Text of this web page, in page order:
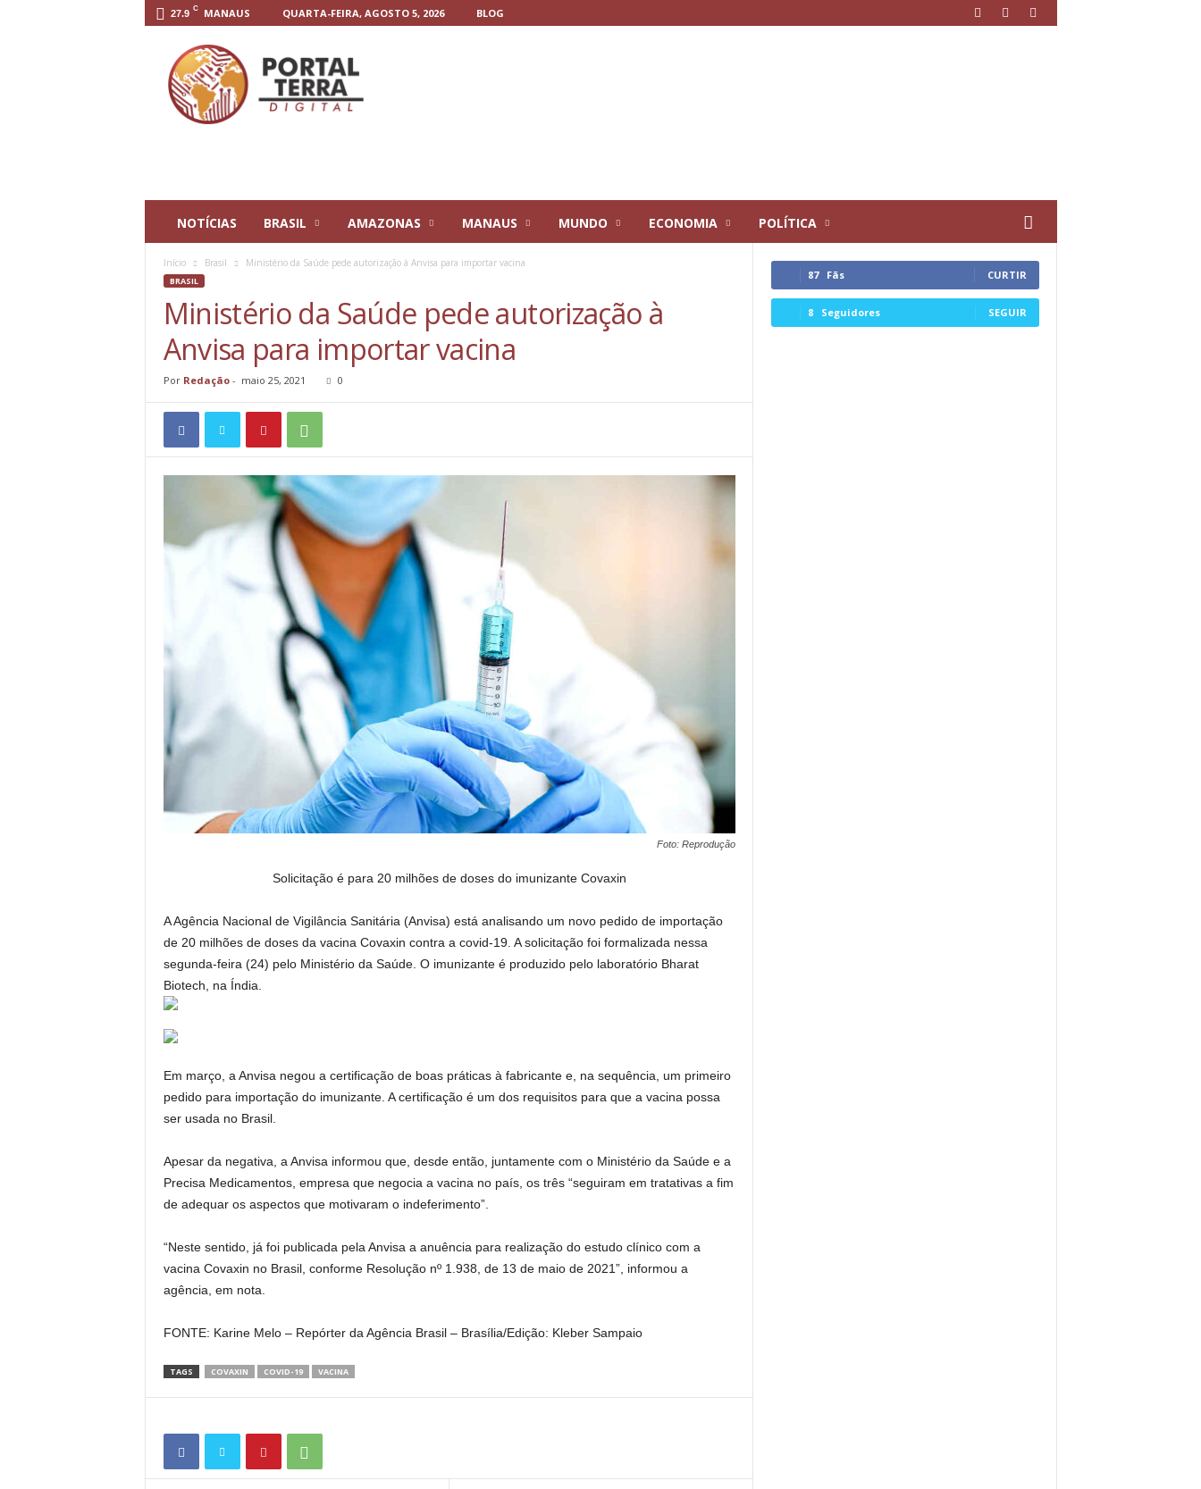
27.9 C MANAUS QUARTA-FEIRA, AGOSTO 5, 2026 BLOG
NOTÍCIAS BRASIL AMAZONAS MANAUS MUNDO ECONOMIA POLÍTICA
Início Brasil Ministério da Saúde pede autorização à Anvisa para importar vacina
BRASIL
Ministério da Saúde pede autorização à
Anvisa para importar vacina
Por Redação- maio 25, 2021 0
Foto: Reprodução
Solicitação é para 20 milhões de doses do imunizante Covaxin
A Agência Nacional de Vigilância Sanitária (Anvisa) está analisando um novo pedido de importação
de 20 milhões de doses da vacina Covaxin contra a covid-19. A solicitação foi formalizada nessa
segunda-feira (24) pelo Ministério da Saúde. O imunizante é produzido pelo laboratório Bharat
Biotech, na Índia.
Em março, a Anvisa negou a certificação de boas práticas à fabricante e, na sequência, um primeiro
pedido para importação do imunizante. A certificação é um dos requisitos para que a vacina possa
ser usada no Brasil.
Apesar da negativa, a Anvisa informou que, desde então, juntamente com o Ministério da Saúde e a
Precisa Medicamentos, empresa que negocia a vacina no país, os três “seguiram em tratativas a fim
de adequar os aspectos que motivaram o indeferimento”.
“Neste sentido, já foi publicada pela Anvisa a anuência para realização do estudo clínico com a
vacina Covaxin no Brasil, conforme Resolução nº 1.938, de 13 de maio de 2021”, informou a
agência, em nota.
FONTE: Karine Melo – Repórter da Agência Brasil – Brasília/Edição: Kleber Sampaio
TAGS COVAXIN COVID-19 VACINA
87 Fãs CURTIR
8 Seguidores SEGUIR